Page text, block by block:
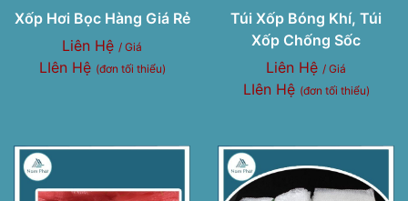
Xốp Hơi Bọc Hàng Giá Rẻ
Liên Hệ / Giá
LIên Hệ (đơn tối thiểu)
Túi Xốp Bóng Khí, Túi
Xốp Chống Sốc
Liên Hệ / Giá
LIên Hệ (đơn tối thiểu)